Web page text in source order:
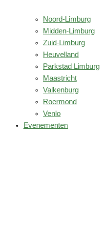
Noord-Limburg
Midden-Limburg
Zuid-Limburg
Heuvelland
Parkstad Limburg
Maastricht
Valkenburg
Roermond
Venlo
Evenementen